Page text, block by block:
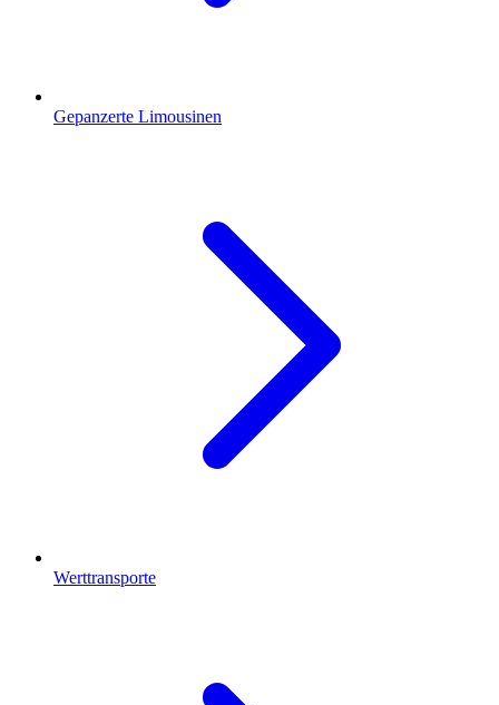
Gepanzerte Limousinen
Werttransporte